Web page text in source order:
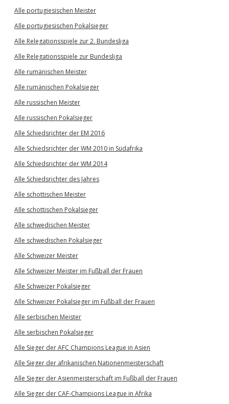
Alle portugiesischen Meister
Alle portugiesischen Pokalsieger
Alle Relegationsspiele zur 2. Bundesliga
Alle Relegationsspiele zur Bundesliga
Alle rumänischen Meister
Alle rumänischen Pokalsieger
Alle russischen Meister
Alle russischen Pokalsieger
Alle Schiedsrichter der EM 2016
Alle Schiedsrichter der WM 2010 in Südafrika
Alle Schiedsrichter der WM 2014
Alle Schiedsrichter des Jahres
Alle schottischen Meister
Alle schottischen Pokalsieger
Alle schwedischen Meister
Alle schwedischen Pokalsieger
Alle Schweizer Meister
Alle Schweizer Meister im Fußball der Frauen
Alle Schweizer Pokalsieger
Alle Schweizer Pokalsieger im Fußball der Frauen
Alle serbischen Meister
Alle serbischen Pokalsieger
Alle Sieger der AFC Champions League in Asien
Alle Sieger der afrikanischen Nationenmeisterschaft
Alle Sieger der Asienmeisterschaft im Fußball der Frauen
Alle Sieger der CAF-Champions League in Afrika